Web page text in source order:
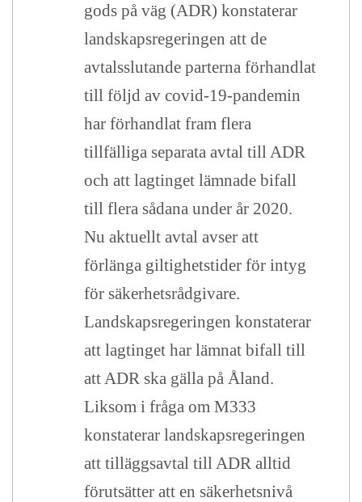
gods på väg (ADR) konstaterar
landskapsregeringen att de
avtalsslutande parterna förhandlat
till följd av covid-19-pandemin
har förhandlat fram flera
tillfälliga separata avtal till ADR
och att lagtinget lämnade bifall
till flera sådana under år 2020.
Nu aktuellt avtal avser att
förlänga giltighetstider för intyg
för säkerhetsrådgivare.
Landskapsregeringen konstaterar
att lagtinget har lämnat bifall till
att ADR ska gälla på Åland.
Liksom i fråga om M333
konstaterar landskapsregeringen
att tilläggsavtal till ADR alltid
förutsätter att en säkerhetsnivå